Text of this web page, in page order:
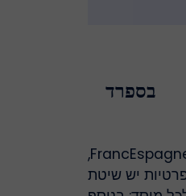
בספרד
על פי ארגון FrancEspagne,
יש שיטת